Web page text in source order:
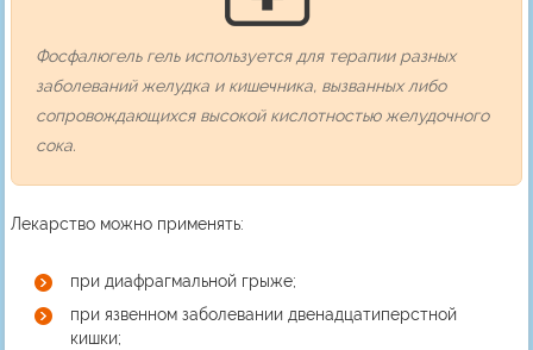
Фосфалюгель гель используется для терапии разных
заболеваний желудка и кишечника, вызванных либо
сопровождающихся высокой кислотностью желудочного
сока.
Лекарство можно применять:
при диафрагмальной грыже;
при язвенном заболевании двенадцатиперстной
кишки;